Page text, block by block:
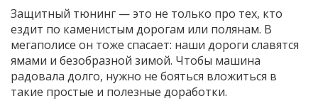
Защитный тюнинг — это не только про тех, кто
ездит по каменистым дорогам или полянам. В
мегаполисе он тоже спасает: наши дороги славятся
ямами и безобразной зимой. Чтобы машина
радовала долго, нужно не бояться вложиться в
такие простые и полезные доработки.